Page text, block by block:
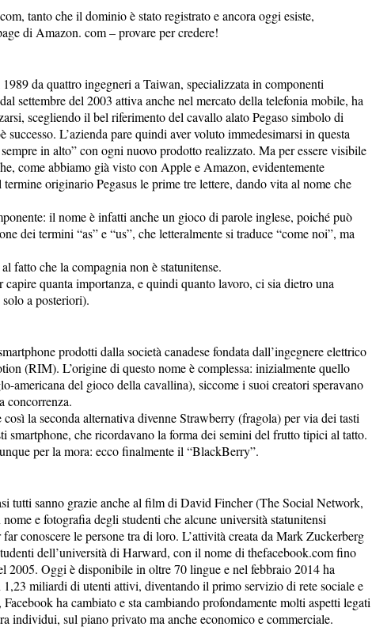
tanto che il dominio è stato registrato e ancora oggi esiste,
di Amazon. com – provare per credere!
da quattro ingegneri a Taiwan, specializzata in componenti
settembre del 2003 attiva anche nel mercato della telefonia mobile, ha
scegliendo il bel riferimento del cavallo alato Pegaso simbolo di
successo. L’azienda pare quindi aver voluto immedesimarsi in questa
in alto” con ogni nuovo prodotto realizzato. Ma per essere visibile
come abbiamo già visto con Apple e Amazon, evidentemente
originario Pegasus le prime tre lettere, dando vita al nome che
il nome è infatti anche un gioco di parole inglese, poiché può
dei termini “as” e “us”, che letteralmente si traduce “come noi”, ma
fatto che la compagnia non è statunitense.
capire quanta importanza, e quindi quanto lavoro, ci sia dietro una
a posteriori).
prodotti dalla società canadese fondata dall’ingegnere elettrico
(RIM). L’origine di questo nome è complessa: inizialmente quello
americana del gioco della cavallina), siccome i suoi creatori speravano
concorrenza.
la seconda alternativa divenne Strawberry (fragola) per via dei tasti
smartphone, che ricordavano la forma dei semini del frutto tipici al tatto.
per la mora: ecco finalmente il “BlackBerry”.
tutti sanno grazie anche al film di David Fincher (The Social Network,
e fotografia degli studenti che alcune università statunitensi
conoscere le persone tra di loro. L’attività creata da Mark Zuckerberg
dell’università di Harward, con il nome di thefacebook.com fino
2005. Oggi è disponibile in oltre 70 lingue e nel febbraio 2014 ha
miliardi di utenti attivi, diventando il primo servizio di rete sociale e
ha cambiato e sta cambiando profondamente molti aspetti legati
individui, sul piano privato ma anche economico e commerciale.